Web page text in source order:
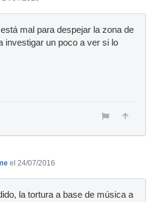
mal para despejar la zona de
investigar un poco a ver si lo
el 24/07/2016
la tortura a base de música a